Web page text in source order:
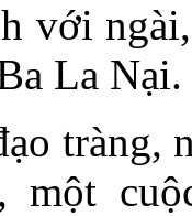
với
La Nại.
tràng,
một